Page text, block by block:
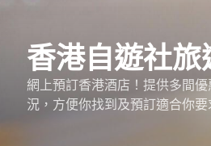
香港自遊社旅
網上預訂香港酒店！提供多間
況，方便你找到及預訂適合你